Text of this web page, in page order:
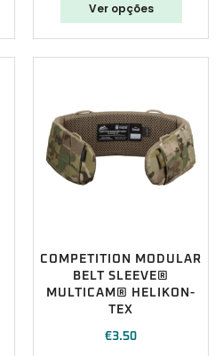
Ver opções
COMPETITION MODULAR
BELT SLEEVE®
MULTICAM® HELIKON-
TEX
€3.50